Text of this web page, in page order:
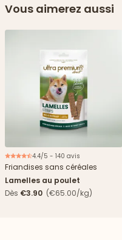
Vous aimerez aussi
4.4/5 - 140 avis
Friandises sans céréales
Lamelles au poulet
Dès €3.90 (€65.00/kg)